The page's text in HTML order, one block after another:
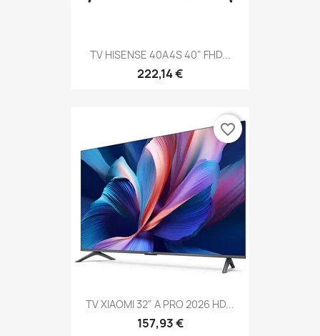
TV HISENSE 40A4S 40" FHD...
222,14 €
TV XIAOMI 32" A PRO 2026 HD...
157,93 €
favorite_border